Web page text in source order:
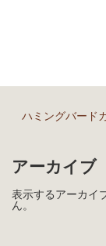
ハミングバード
アーカイブ
表示するアーカイ
ん。